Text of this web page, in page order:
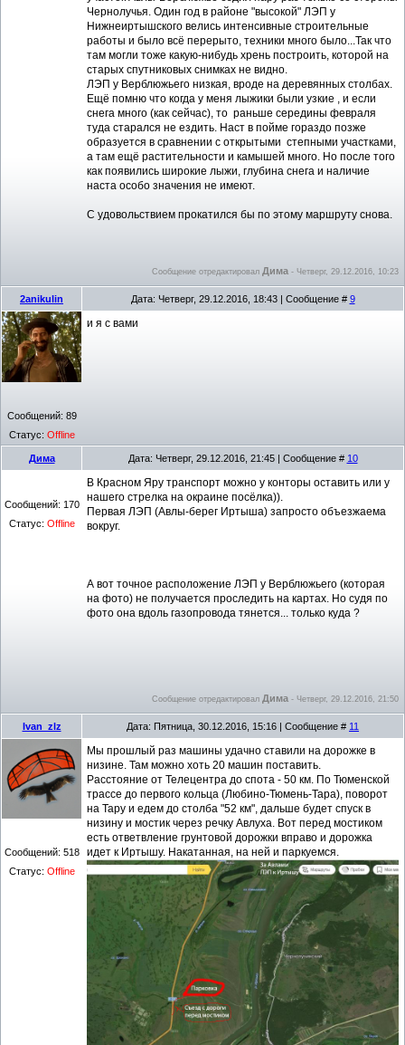
Чернолучья. Один год в районе "высокой" ЛЭП у
Нижнеиртышского велись интенсивные строительные
работы и было всё перерыто, техники много было...Так что
там могли тоже какую-нибудь хрень построить, которой на
старых спутниковых снимках не видно.
ЛЭП у Верблюжьего низкая, вроде на деревянных столбах.
Ещё помню что когда у меня лыжики были узкие , и если
снега много (как сейчас), то раньше середины февраля
туда старался не ездить. Наст в пойме гораздо позже
образуется в сравнении с открытыми степными участками,
а там ещё растительности и камышей много. Но после того
как появились широкие лыжи, глубина снега и наличие
наста особо значения не имеют.
С удовольствием прокатился бы по этому маршруту снова.
Сообщение отредактировал Дима - Четверг, 29.12.2016, 10:23
2anikulin Дата: Четверг, 29.12.2016, 18:43 | Сообщение # 9
Сообщений: 89
Статус: Offline
и я с вами
Дима Дата: Четверг, 29.12.2016, 21:45 | Сообщение # 10
Сообщений: 170
Статус: Offline
В Красном Яру транспорт можно у конторы оставить или у
нашего стрелка на окраине посёлка)).
Первая ЛЭП (Авлы-берег Иртыша) запросто объезжаема
вокруг.
А вот точное расположение ЛЭП у Верблюжьего (которая
на фото) не получается проследить на картах. Но судя по
фото она вдоль газопровода тянется... только куда ?
Сообщение отредактировал Дима - Четверг, 29.12.2016, 21:50
Ivan_zlz Дата: Пятница, 30.12.2016, 15:16 | Сообщение # 11
Сообщений: 518
Статус: Offline
Мы прошлый раз машины удачно ставили на дорожке в
низине. Там можно хоть 20 машин поставить.
Расстояние от Телецентра до спота - 50 км. По Тюменской
трассе до первого кольца (Любино-Тюмень-Тара), поворот
на Тару и едем до столба "52 км", дальше будет спуск в
низину и мостик через речку Авлуха. Вот перед мостиком
есть ответвление грунтовой дорожки вправо и дорожка
идет к Иртышу. Накатанная, на ней и паркуемся.